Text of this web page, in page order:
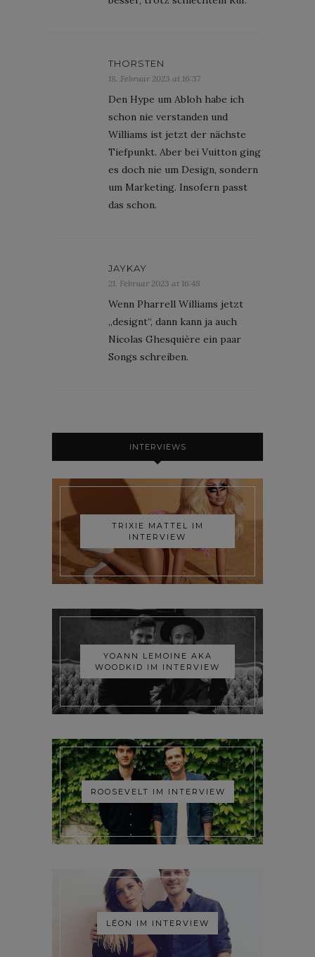
THORSTEN
18. Februar 2023 at 16:37
Den Hype um Abloh habe ich
schon nie verstanden und
Williams ist jetzt der nächste
Tiefpunkt. Aber bei Vuitton ging
es doch nie um Design, sondern
um Marketing. Insofern passt
das schon.
JAYKAY
21. Februar 2023 at 16:48
Wenn Pharrell Williams jetzt
„designt“, dann kann ja auch
Nicolas Ghesquière ein paar
Songs schreiben.
INTERVIEWS
TRIXIE MATTEL IM
INTERVIEW
YOANN LEMOINE AKA
WOODKID IM INTERVIEW
ROOSEVELT IM INTERVIEW
LÉON IM INTERVIEW